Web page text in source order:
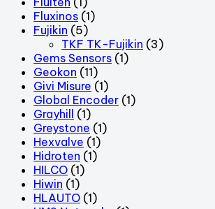
Fluxinos (1)
Fujikin (5)
TKF TK-Fujikin (3)
Gems Sensors (1)
Geokon (11)
Givi Misure (1)
Global Encoder (1)
Grayhill (1)
Greystone (1)
Hexvalve (1)
Hidroten (1)
HILCO (1)
Hiwin (1)
HLAUTO (1)